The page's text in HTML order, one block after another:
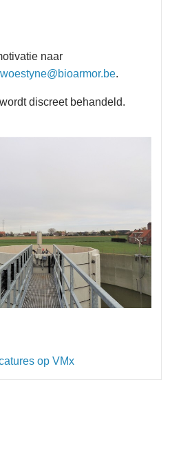
naar
.
discreet behandeld.
op VMx